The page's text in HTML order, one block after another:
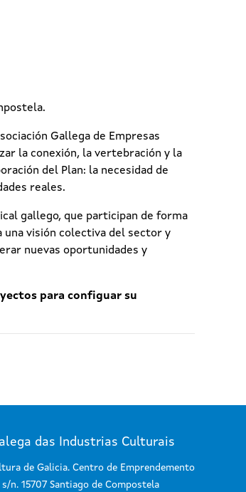
Gallega de Empresas
la conexión, la vertebración y la
del Plan: la necesidad de
reales.
gallego, que participan de forma
una visión colectiva del sector y
nuevas oportunidades y
para configuar su
das Industrias Culturais
de Galicia. Centro de Emprendemento
n. 15707 Santiago de Compostela